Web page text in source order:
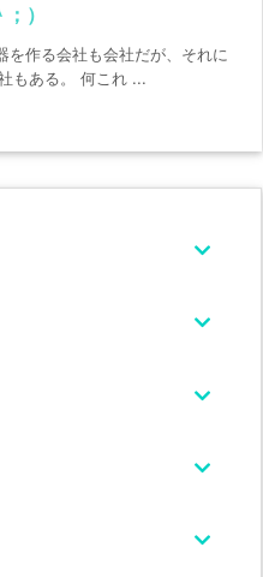
）
を作る会社も会社だが、それに
もある。 何これ ...